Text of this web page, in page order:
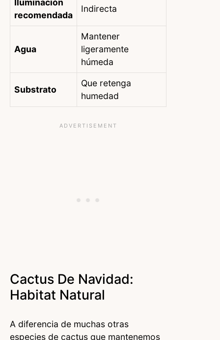
Iluminación
recomendada
Indirecta
Agua
Mantener
ligeramente
húmeda
Substrato
Que retenga
humedad
Cactus De Navidad:
Habitat Natural
A diferencia de muchas otras
especies de cactus que mantenemos